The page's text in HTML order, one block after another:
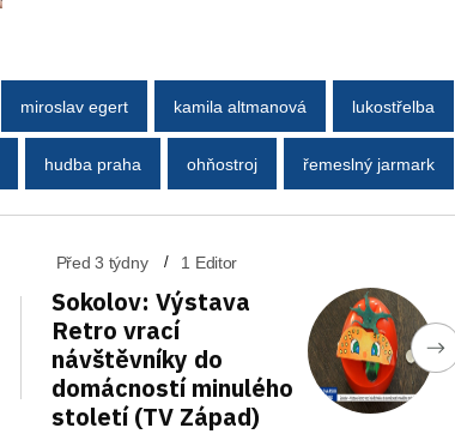
miroslav egert kamila altmanová lukostřelba
hudba praha ohňostroj řemeslný jarmark
Před 3 týdny 1 Editor
Sokolov: Výstava
Retro vrací
návštěvníky do
domácností minulého
století (TV Západ)